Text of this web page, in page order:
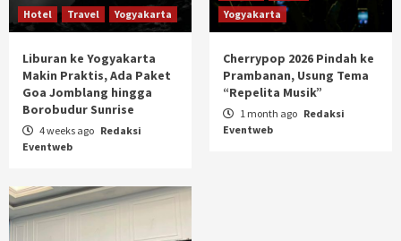
Hotel Travel Yogyakarta
Liburan ke Yogyakarta
Makin Praktis, Ada Paket
Goa Jomblang hingga
Borobudur Sunrise
4 weeks ago Redaksi
Eventweb
Yogyakarta
Cherrypop 2026 Pindah ke
Prambanan, Usung Tema
“Repelita Musik”
1 month ago Redaksi
Eventweb